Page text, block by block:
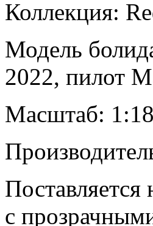
Коллекция:
Модель
2022, пилот
Масштаб: 1:18
с